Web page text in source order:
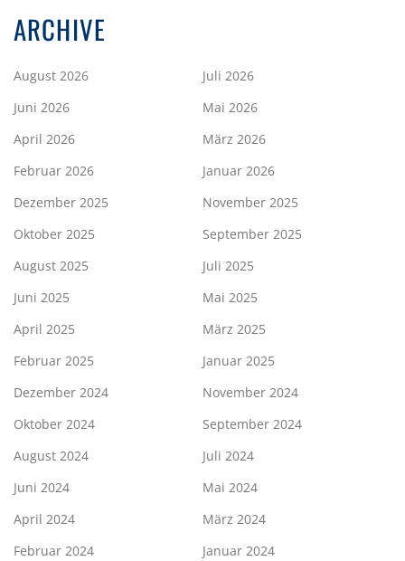
ARCHIVE
August 2026
Juli 2026
Juni 2026
Mai 2026
April 2026
März 2026
Februar 2026
Januar 2026
Dezember 2025
November 2025
Oktober 2025
September 2025
August 2025
Juli 2025
Juni 2025
Mai 2025
April 2025
März 2025
Februar 2025
Januar 2025
Dezember 2024
November 2024
Oktober 2024
September 2024
August 2024
Juli 2024
Juni 2024
Mai 2024
April 2024
März 2024
Februar 2024
Januar 2024